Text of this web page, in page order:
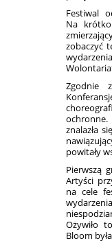
Festiwal
Na
zobaczyć
Zgodnie
ochronne.
znalazła
powitały
Pierwszą
Artyści
na cele
Ożywiło
Bloom